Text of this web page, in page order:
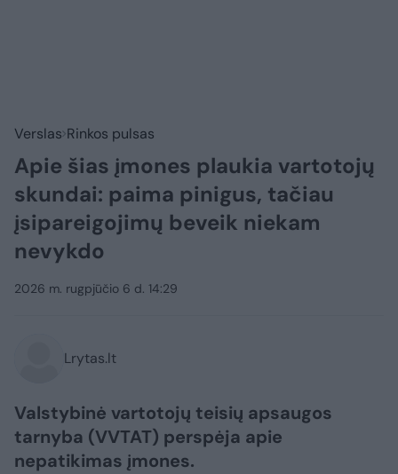
Verslas Rinkos pulsas
Apie šias įmones plaukia vartotojų
skundai: paima pinigus, tačiau
įsipareigojimų beveik niekam
nevykdo
2026 m. rugpjūčio 6 d. 14:29
Lrytas.lt
Valstybinė vartotojų teisių apsaugos
tarnyba (VVTAT) perspėja apie
nepatikimas įmones.